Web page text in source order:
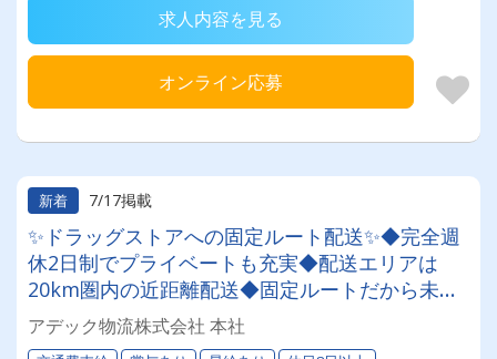
求人内容を見る
オンライン応募
新着 7/17掲載
✨ドラッグストアへの固定ルート配送✨◆完全週
休2日制でプライベートも充実◆配送エリアは
20km圏内の近距離配送◆固定ルートだから未経
験でも覚えやすい◆夜の時間帯だから渋滞ほぼな
し
アデック物流株式会社 本社